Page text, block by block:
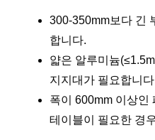
300-350mm보다 긴
합니다.
얇은 알루미늄
지지대가 필요합니
폭이 600mm 이상인
테이블이 필요한 경